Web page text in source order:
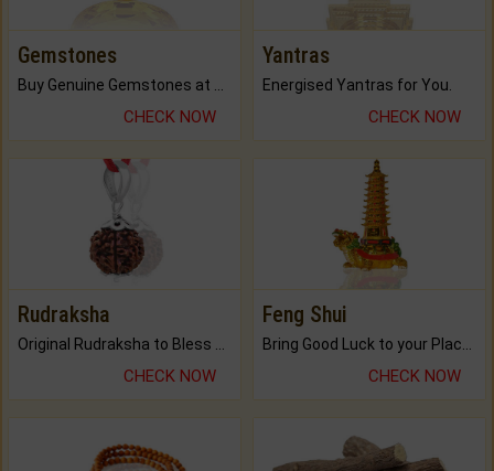
Gemstones
CHECK NOW
Yantras
Energised Yantras for You.
CHECK NOW
Rudraksha
CHECK NOW
Feng Shui
CHECK NOW